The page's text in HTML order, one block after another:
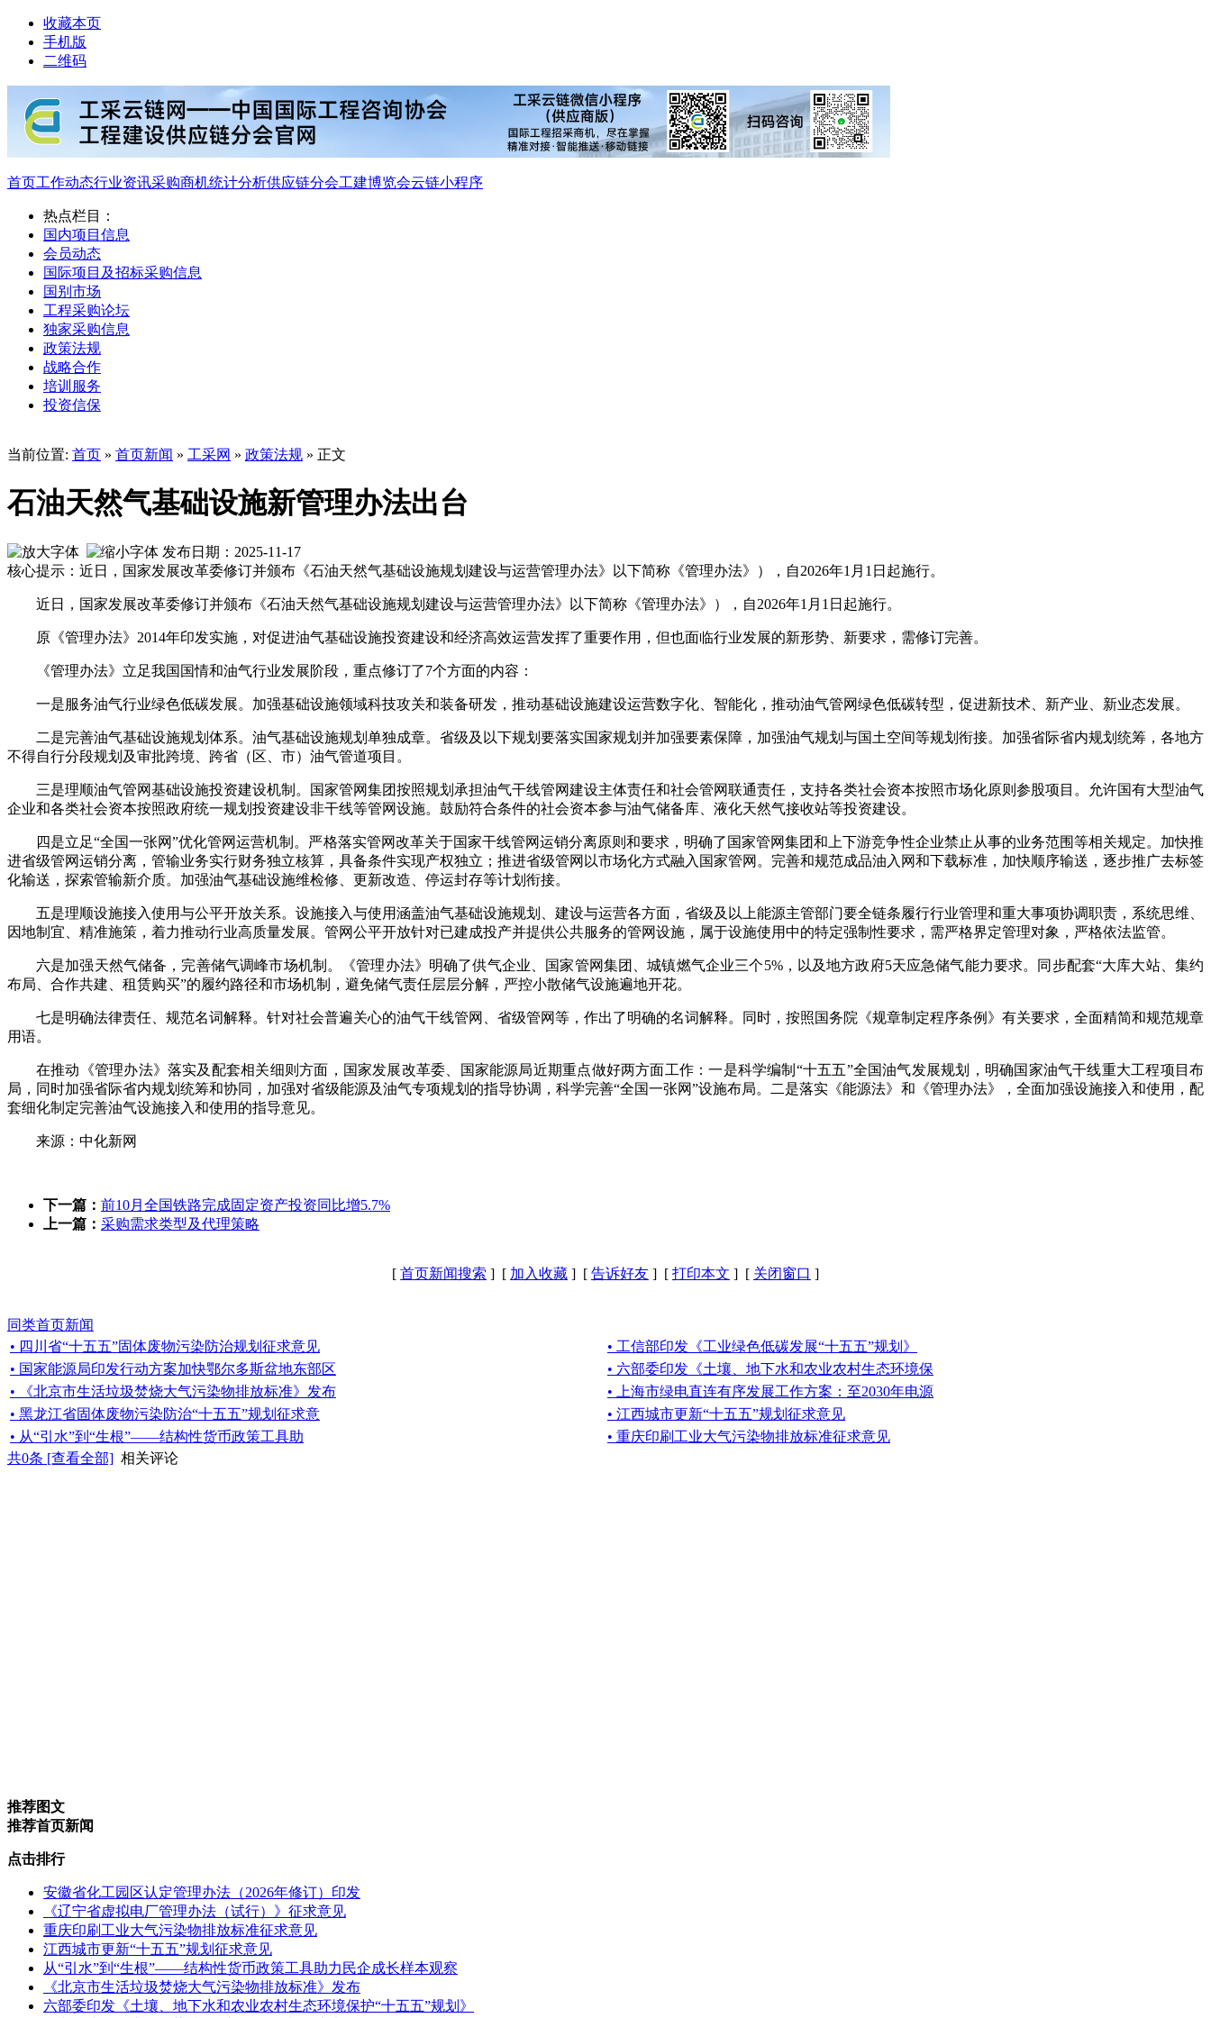
收藏本页
手机版
二维码
首页工作动态行业资讯采购商机统计分析供应链分会工建博览会云链小程序
热点栏目：
国内项目信息
会员动态
国际项目及招标采购信息
国别市场
工程采购论坛
独家采购信息
政策法规
战略合作
培训服务
投资信保
当前位置: 首页 » 首页新闻 » 工采网 » 政策法规 » 正文
石油天然气基础设施新管理办法出台
发布日期：2025-11-17
核心提示：近日，国家发展改革委修订并颁布《石油天然气基础设施规划建设与运营管理办法》以下简称《管理办法》），自2026年1月1日起施行。
近日，国家发展改革委修订并颁布《石油天然气基础设施规划建设与运营管理办法》以下简称《管理办法》），自2026年1月1日起施行。
原《管理办法》2014年印发实施，对促进油气基础设施投资建设和经济高效运营发挥了重要作用，但也面临行业发展的新形势、新要求，需修订完善。
《管理办法》立足我国国情和油气行业发展阶段，重点修订了7个方面的内容：
一是服务油气行业绿色低碳发展。加强基础设施领域科技攻关和装备研发，推动基础设施建设运营数字化、智能化，推动油气管网绿色低碳转型，促进新技术、新产业、新业态发展。
二是完善油气基础设施规划体系。油气基础设施规划单独成章。省级及以下规划要落实国家规划并加强要素保障，加强油气规划与国土空间等规划衔接。加强省际省内规划统筹，各地方
不得自行分段规划及审批跨境、跨省（区、市）油气管道项目。
三是理顺油气管网基础设施投资建设机制。国家管网集团按照规划承担油气干线管网建设主体责任和社会管网联通责任，支持各类社会资本按照市场化原则参股项目。允许国有大型油气
企业和各类社会资本按照政府统一规划投资建设非干线等管网设施。鼓励符合条件的社会资本参与油气储备库、液化天然气接收站等投资建设。
四是立足“全国一张网”优化管网运营机制。严格落实管网改革关于国家干线管网运销分离原则和要求，明确了国家管网集团和上下游竞争性企业禁止从事的业务范围等相关规定。加快推
进省级管网运销分离，管输业务实行财务独立核算，具备条件实现产权独立；推进省级管网以市场化方式融入国家管网。完善和规范成品油入网和下载标准，加快顺序输送，逐步推广去标签
化输送，探索管输新介质。加强油气基础设施维检修、更新改造、停运封存等计划衔接。
五是理顺设施接入使用与公平开放关系。设施接入与使用涵盖油气基础设施规划、建设与运营各方面，省级及以上能源主管部门要全链条履行行业管理和重大事项协调职责，系统思维、
因地制宜、精准施策，着力推动行业高质量发展。管网公平开放针对已建成投产并提供公共服务的管网设施，属于设施使用中的特定强制性要求，需严格界定管理对象，严格依法监管。
六是加强天然气储备，完善储气调峰市场机制。《管理办法》明确了供气企业、国家管网集团、城镇燃气企业三个5%，以及地方政府5天应急储气能力要求。同步配套“大库大站、集约
布局、合作共建、租赁购买”的履约路径和市场机制，避免储气责任层层分解，严控小散储气设施遍地开花。
七是明确法律责任、规范名词解释。针对社会普遍关心的油气干线管网、省级管网等，作出了明确的名词解释。同时，按照国务院《规章制定程序条例》有关要求，全面精简和规范规章
用语。
在推动《管理办法》落实及配套相关细则方面，国家发展改革委、国家能源局近期重点做好两方面工作：一是科学编制“十五五”全国油气发展规划，明确国家油气干线重大工程项目布
局，同时加强省际省内规划统筹和协同，加强对省级能源及油气专项规划的指导协调，科学完善“全国一张网”设施布局。二是落实《能源法》和《管理办法》，全面加强设施接入和使用，配
套细化制定完善油气设施接入和使用的指导意见。
来源：中化新网
下一篇： 前10月全国铁路完成固定资产投资同比增5.7%
上一篇： 采购需求类型及代理策略
[ 首页新闻搜索 ] [ 加入收藏 ] [ 告诉好友 ] [ 打印本文 ] [ 关闭窗口 ]
同类首页新闻
• 四川省“十五五”固体废物污染防治规划征求意见
• 工信部印发《工业绿色低碳发展“十五五”规划》
• 国家能源局印发行动方案加快鄂尔多斯盆地东部区
• 六部委印发《土壤、地下水和农业农村生态环境保
• 《北京市生活垃圾焚烧大气污染物排放标准》发布
• 上海市绿电直连有序发展工作方案：至2030年电源
• 黑龙江省固体废物污染防治“十五五”规划征求意
• 江西城市更新“十五五”规划征求意见
• 从“引水”到“生根”——结构性货币政策工具助
• 重庆印刷工业大气污染物排放标准征求意见
共0条 [查看全部] 相关评论
推荐图文
推荐首页新闻
点击排行
安徽省化工园区认定管理办法（2026年修订）印发
《辽宁省虚拟电厂管理办法（试行）》征求意见
重庆印刷工业大气污染物排放标准征求意见
江西城市更新“十五五”规划征求意见
从“引水”到“生根”——结构性货币政策工具助力民企成长样本观察
《北京市生活垃圾焚烧大气污染物排放标准》发布
六部委印发《土壤、地下水和农业农村生态环境保护“十五五”规划》